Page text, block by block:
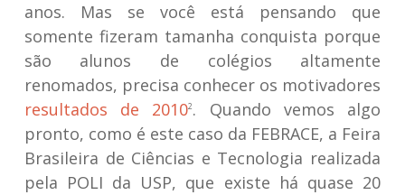
anos. Mas se você está pensando que
somente fizeram tamanha conquista porque
são alunos de colégios altamente
renomados, precisa conhecer os motivadores
resultados de 20102. Quando vemos algo
pronto, como é este caso da FEBRACE, a Feira
Brasileira de Ciências e Tecnologia realizada
pela POLI da USP, que existe há quase 20